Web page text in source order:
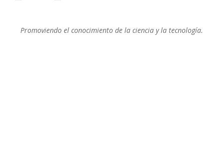
Promoviendo el conocimiento de la ciencia y la tecnología.